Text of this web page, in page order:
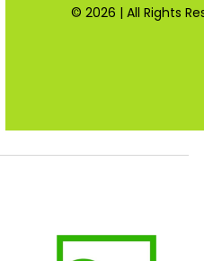
© 2026 | All Rights